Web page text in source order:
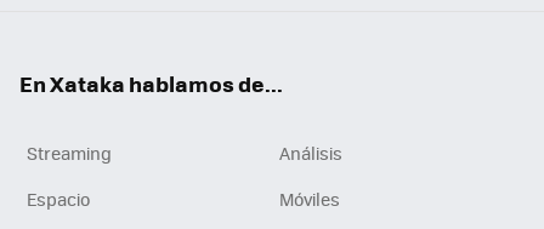
En Xataka hablamos de...
Streaming
Análisis
Espacio
Móviles